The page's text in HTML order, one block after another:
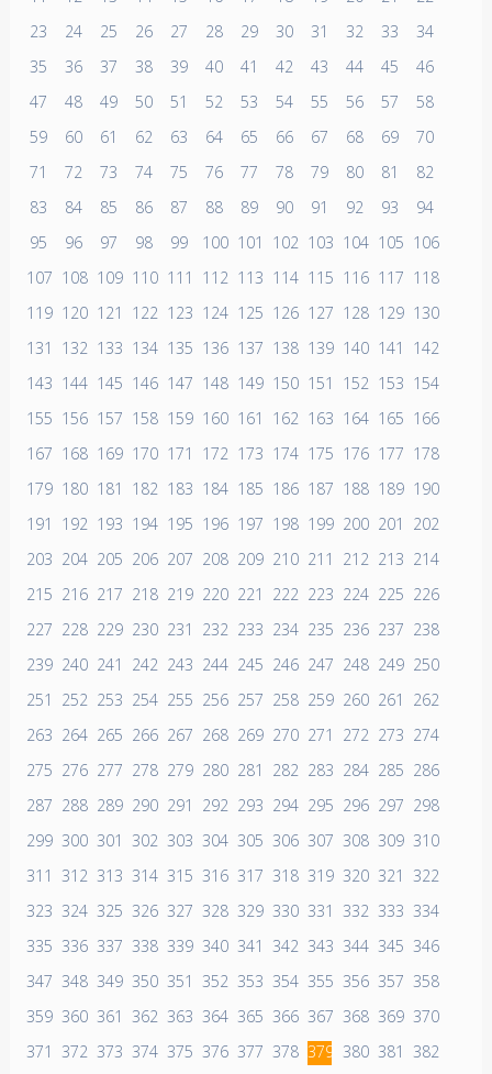
23
24 25 26 27 28 29 30 31 32 33
34
35
36 37 38 39 40 41 42 43 44 45
46
47
48 49 50 51 52 53 54 55 56 57
58
59
60 61 62 63 64 65 66 67 68 69
70
71
72 73 74 75 76 77 78 79 80 81
82
83
84 85 86 87 88 89 90 91 92 93
94
95
96 97 98 99 100 101 102 103 104 105 106
107 108 109 110 111 112 113 114 115 116 117 118
119 120 121 122 123 124 125 126 127 128 129 130
131
132 133 134 135 136 137 138 139 140 141
142
143 144 145 146 147 148 149 150 151 152 153 154
155 156 157 158 159 160 161 162 163 164 165 166
167 168 169 170 171 172 173 174 175 176 177 178
179 180 181 182 183 184 185 186 187 188 189 190
191
192 193 194 195 196 197 198 199 200 201
202
203 204 205 206 207 208 209 210 211 212 213 214
215 216 217 218 219 220 221 222 223 224 225 226
227 228 229 230 231 232 233 234 235 236 237 238
239 240 241 242 243 244 245 246 247 248 249 250
251
252 253 254 255 256 257 258 259 260 261
262
263 264 265 266 267 268 269 270 271 272 273 274
275 276 277 278 279 280 281 282 283 284 285 286
287 288 289 290 291 292 293 294 295 296 297 298
299 300 301 302 303 304 305 306 307 308 309 310
311
312 313 314 315 316 317 318 319 320 321
322
323 324 325 326 327 328 329 330 331 332 333 334
335 336 337 338 339 340 341 342 343 344 345 346
347 348 349 350 351 352 353 354 355 356 357 358
359 360 361 362 363 364 365 366 367 368 369 370
371
372 373 374 375 376 377 378 379 380 381
382